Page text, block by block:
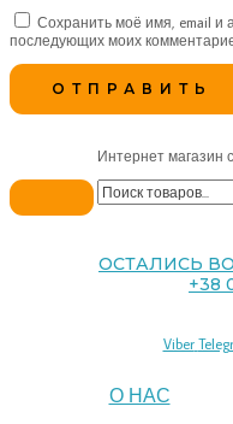
Сохранить моё имя, email и
последующих моих
Интернет магазин
ОСТАЛИСЬ
+38
Viber
О НАС